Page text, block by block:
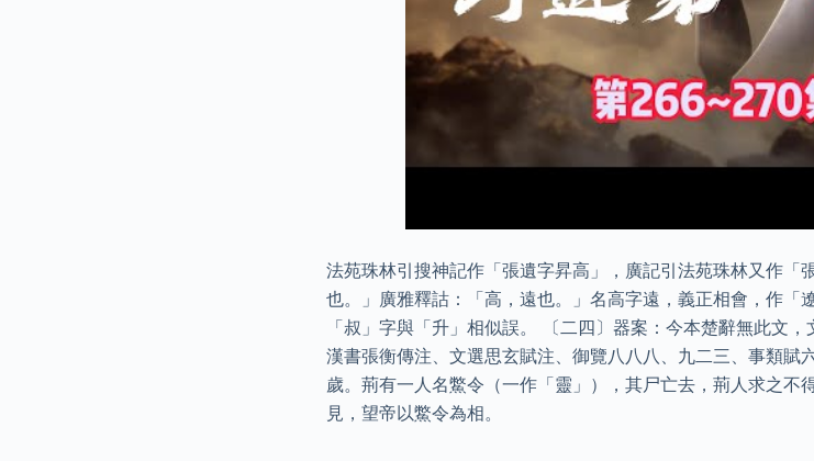
法苑珠林引搜神記作「張遺字昇高」，廣記引法苑珠林又作「
也。」廣雅釋詁：「高，遠也。」名高字遠，義正相會，作「
「叔」字與「升」相似誤。 〔二四〕器案：今本楚辭無此文
漢書張衡傳注、文選思玄賦注、御覽八八八、九二三、事類賦
歲。荊有一人名鱉令（一作「靈」），其尸亡去，荊人求之不
見，望帝以鱉令為相。